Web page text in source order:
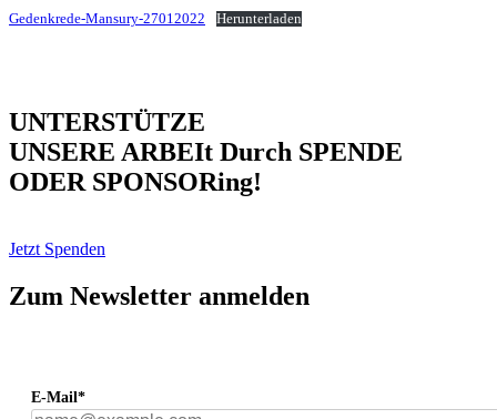
Gedenkrede-Mansury-27012022 Herunterladen
UNTERSTÜTZE
UNSERE ARBEIt Durch SPENDE
ODER SPONSORing!
Jetzt Spenden
Zum Newsletter anmelden
E-Mail*